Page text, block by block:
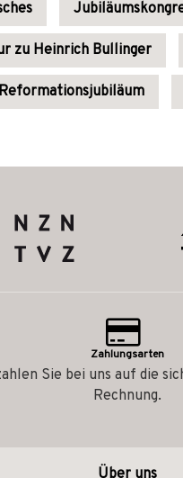
zu Heinrich Bullinger
Reformationsjubiläum
Zahlungsarten
Sie bei uns auf die
Rechnung.
Über uns